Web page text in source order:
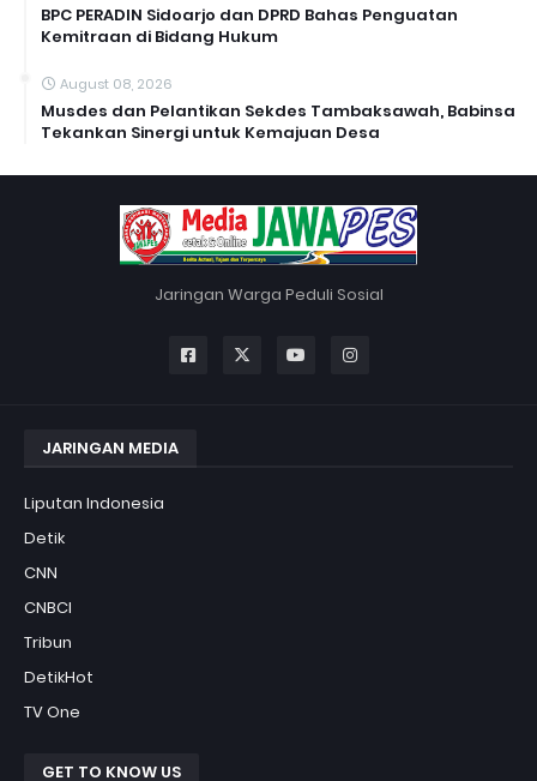
BPC PERADIN Sidoarjo dan DPRD Bahas Penguatan
Kemitraan di Bidang Hukum
August 08, 2026
Musdes dan Pelantikan Sekdes Tambaksawah, Babinsa
Tekankan Sinergi untuk Kemajuan Desa
Jaringan Warga Peduli Sosial
JARINGAN MEDIA
Liputan Indonesia
Detik
CNN
CNBCI
Tribun
DetikHot
TV One
GET TO KNOW US